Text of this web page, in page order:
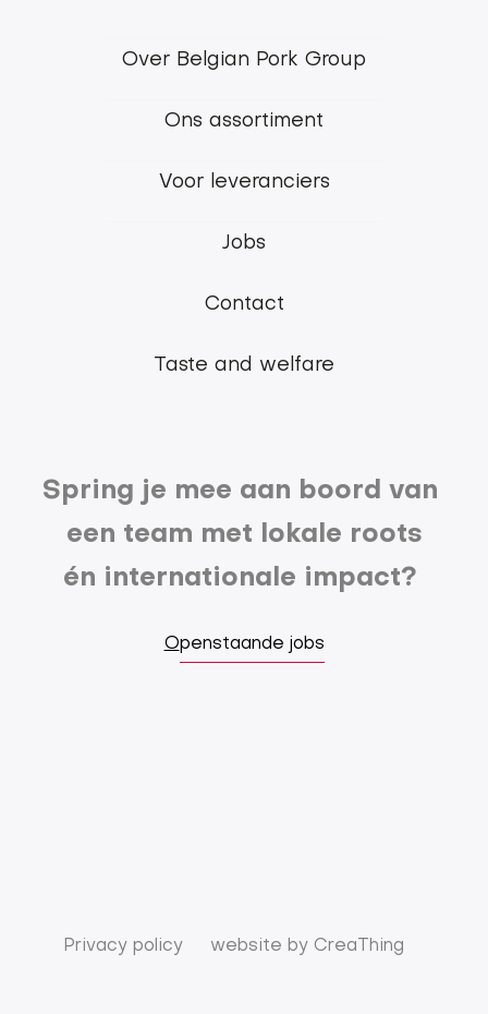
Footer
Belgian
Pork
Over Belgian Pork Group
Ons assortiment
Voor leveranciers
Jobs
Contact
Taste and welfare
Spring je mee aan boord van
een team met lokale roots
én internationale impact?
Openstaande jobs
Privacy policy website by CreaThing